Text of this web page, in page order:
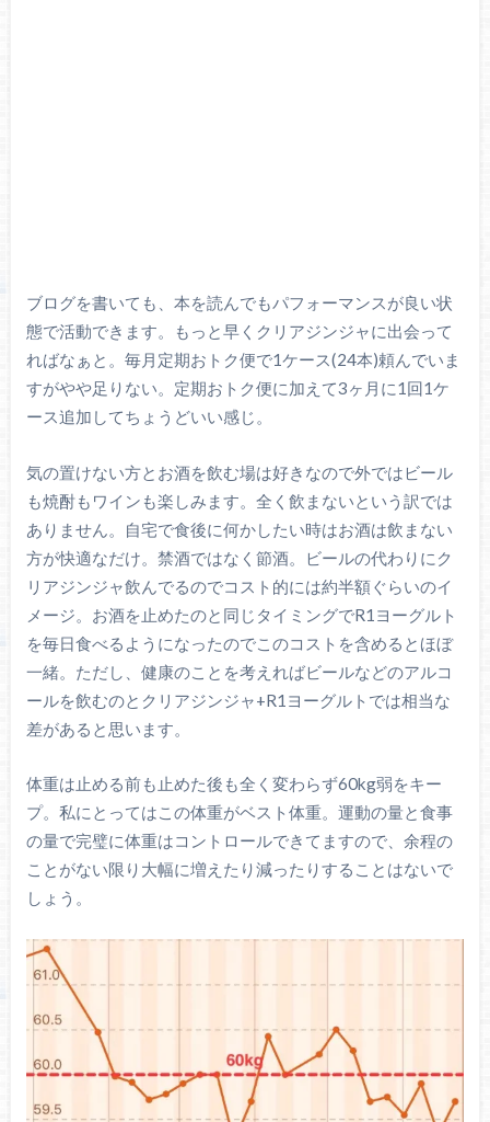
ブログを書いても、本を読んでもパフォーマンスが良い状
態で活動できます。もっと早くクリアジンジャに出会って
ればなぁと。毎月定期おトク便で1ケース(24本)頼んでいま
すがやや足りない。定期おトク便に加えて3ヶ月に1回1ケ
ース追加してちょうどいい感じ。
気の置けない方とお酒を飲む場は好きなので外ではビール
も焼酎もワインも楽しみます。全く飲まないという訳では
ありません。自宅で食後に何かしたい時はお酒は飲まない
方が快適なだけ。禁酒ではなく節酒。ビールの代わりにク
リアジンジャ飲んでるのでコスト的には約半額ぐらいのイ
メージ。お酒を止めたのと同じタイミングでR1ヨーグルト
を毎日食べるようになったのでこのコストを含めるとほぼ
一緒。ただし、健康のことを考えればビールなどのアルコ
ールを飲むのとクリアジンジャ+R1ヨーグルトでは相当な
差があると思います。
体重は止める前も止めた後も全く変わらず60kg弱をキー
プ。私にとってはこの体重がベスト体重。運動の量と食事
の量で完璧に体重はコントロールできてますので、余程の
ことがない限り大幅に増えたり減ったりすることはないで
しょう。